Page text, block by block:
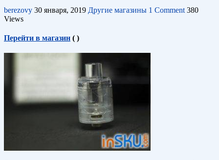
berezovy 30 января, 2019 Другие магазины 1 Comment 380
Views
Перейти в магазин ( )